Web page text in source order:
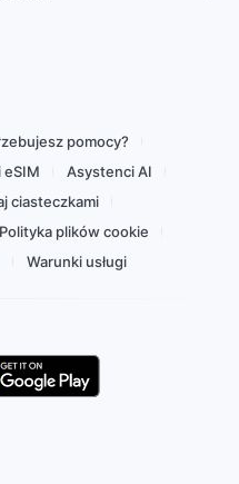
pomocy?
eSIM
Asystenci AI
ciasteczkami
Polityka plików cookie
Warunki usługi